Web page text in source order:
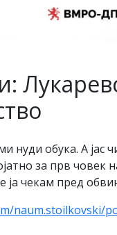
нуди обука. А
за прв човек
ја чекам пред
naum.stoilkovski/